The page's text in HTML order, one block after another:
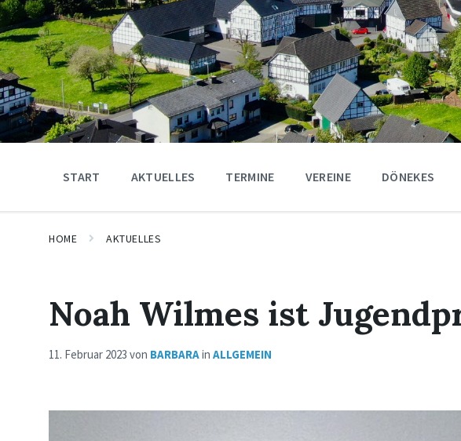
START AKTUELLES TERMINE VEREINE DÖNEKES
HOME AKTUELLES
Noah Wilmes ist
11. Februar 2023 von BARBARAin ALLGEMEIN